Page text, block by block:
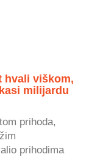
hvali viškom,
milijardu
prihoda,
prihodima